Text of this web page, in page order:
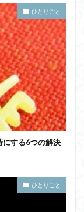
ひとりごと
する6つの解決
ひとりごと